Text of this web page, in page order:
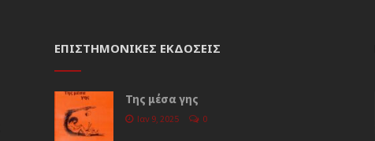
ΕΠΙΣΤΗΜΟΝΙΚΈΣ ΕΚΔΌΣΕΙΣ
Της μέσα γης
Ιαν 9, 2025 0